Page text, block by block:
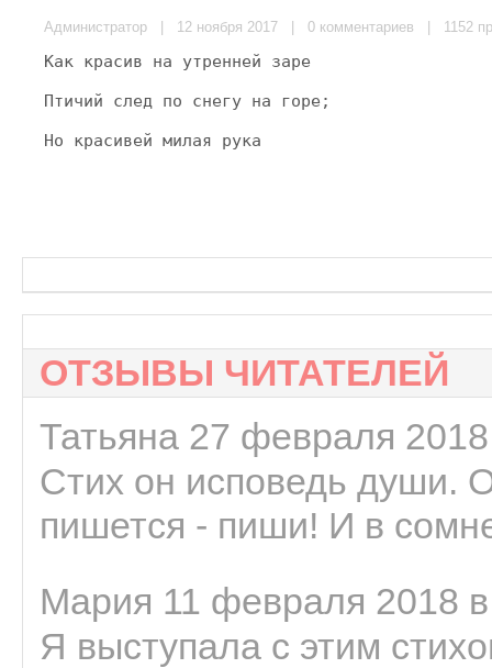
Администратор | 12 ноября 2017 | 0 комментариев | 1152
Как красив на утренней заре
Птичий след по снегу на горе;
Но красивей милая рука
ОТЗЫВЫ ЧИТАТЕЛЕЙ
Татьяна 27 февраля
Стих он исповедь души.
пишется - пиши! И в
Мария 11 февраля 2018
Я выступала с этим